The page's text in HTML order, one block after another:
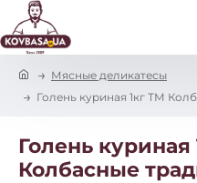
Мясные деликатесы
Голень куриная 1кг ТМ
Голень куриная
Колбасные